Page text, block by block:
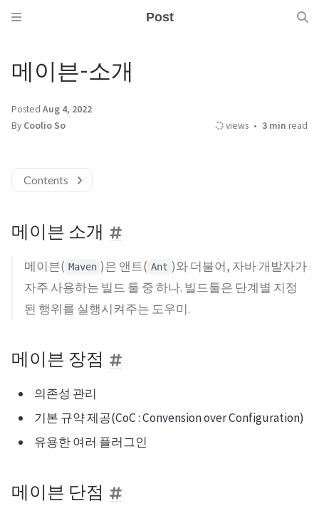
Post
메이븐-소개
Posted Aug 4, 2022
By Coolio So views 3 min read
Contents
메이븐 소개
메이븐( Maven )은 앤트( Ant )와 더불어, 자바 개발자가
자주 사용하는 빌드 툴 중 하나. 빌드툴은 단계별 지정
된 행위를 실행시켜주는 도우미.
메이븐 장점
의존성 관리
기본 규약 제공(CoC : Convension over Configuration)
유용한 여러 플러그인
메이븐 단점